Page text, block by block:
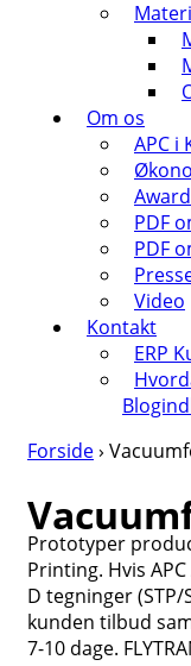
Om os
APC i
PDF
PDF
Video
Kontakt
ERP
Forside›
Prototyper
Printing. Hvis
D tegninger (STP/
kunden tilbud
7-10 dage.